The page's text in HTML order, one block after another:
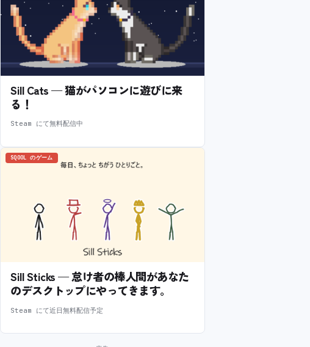
Sill Cats — 猫がパソコンに遊びに来
る！
Steam にて無料配信中
SQOOL のゲーム
Sill Sticks — 怠け者の棒人間があなた
のデスクトップにやってきます。
Steam にて近日無料配信予定